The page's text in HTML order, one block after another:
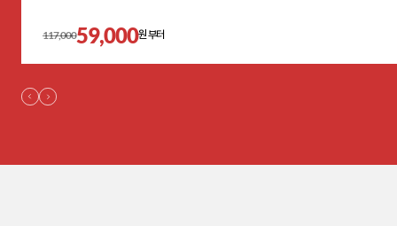
117,00059,000원 부터